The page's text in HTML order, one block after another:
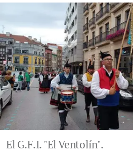
El G.F.I. "El Ventolín".